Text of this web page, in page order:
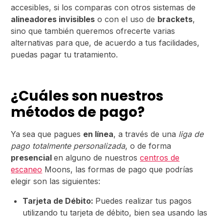
accesibles, si los comparas con otros sistemas de
alineadores invisibles o con el uso de brackets,
sino que también queremos ofrecerte varias
alternativas para que, de acuerdo a tus facilidades,
puedas pagar tu tratamiento.
¿Cuáles son nuestros
métodos de pago?
Ya sea que pagues en línea, a través de una liga de
pago totalmente personalizada, o de forma
presencialen alguno de nuestroscentros de
escaneo Moons, las formas de pago que podrías
elegir son las siguientes:
Tarjeta de Débito: Puedes realizar tus pagos
utilizando tu tarjeta de débito, bien sea usando las